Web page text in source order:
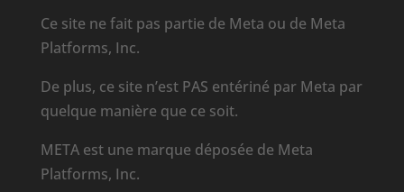
Ce site ne fait pas partie de Meta ou de Meta
Platforms, Inc.
De plus, ce site n’est PAS entériné par Meta par
quelque manière que ce soit.
META est une marque déposée de Meta
Platforms, Inc.